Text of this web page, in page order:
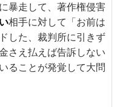
暴走して、著作権侵害
相手に対して「お前は
した、裁判所に引きず
さえ払えば告訴しない
ることが発覚して大問